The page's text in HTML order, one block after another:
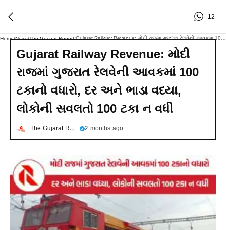
12
Home/News/The Gujarat Report/
Gujarat Railway Revenue: મોદી
રાજમાં ગુજરાત રેલવેની આવકમાં 100
ટકાનો વધારો, દર અને ભાડા વધ્યા,
લોકોની સવલતો 100 ટકા ન વધી
The Gujarat Report 2 months ago